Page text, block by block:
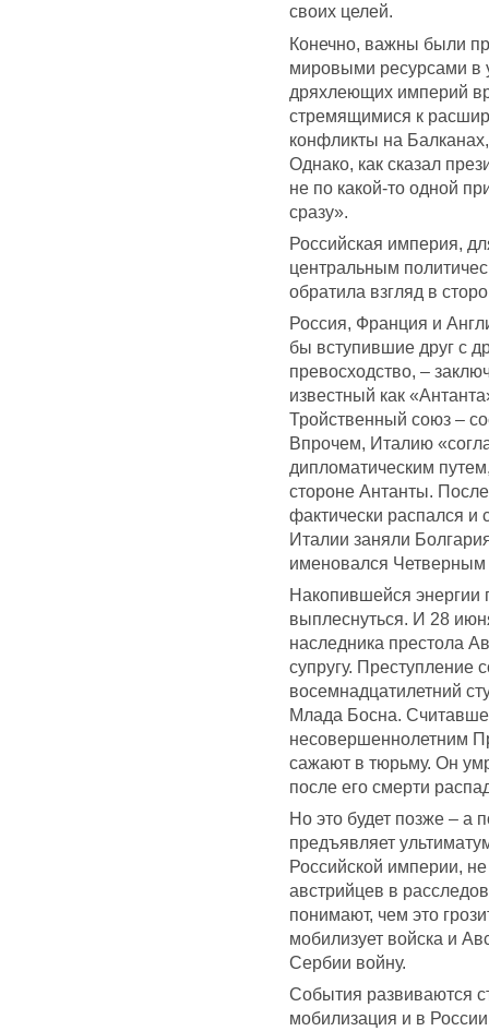
своих целей.
Конечно, важны были
мировыми ресурсами в
дряхлеющих империй
стремящимися к
конфликты на
Однако, как сказал
не по какой-то одной
сразу».
Российская империя,
центральным
обратила взгляд в
Россия, Франция и
бы вступившие друг с
превосходство, –
известный как
Тройственный союз –
Впрочем, Италию
дипломатическим
стороне Антанты.
фактически распался и
Италии заняли
именовался
Накопившейся энергии
выплеснуться. И 28
наследника престола
супругу. Преступление
восемнадцатилетний
Млада Босна.
несовершеннолетним
сажают в тюрьму. Он
после его смерти
Но это будет позже – а
предъявляет
Российской империи,
австрийцев в
понимают, чем это
мобилизует войска и
Сербии войну.
События развиваются
мобилизация и в